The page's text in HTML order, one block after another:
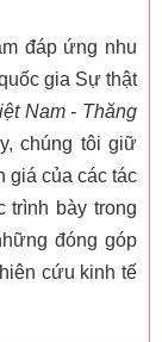
đáp ứng nhu
gia Sự thật
Nam - Thăng
chúng tôi giữ
giá của các tác
trình bày trong
đóng góp
cứu kinh tế